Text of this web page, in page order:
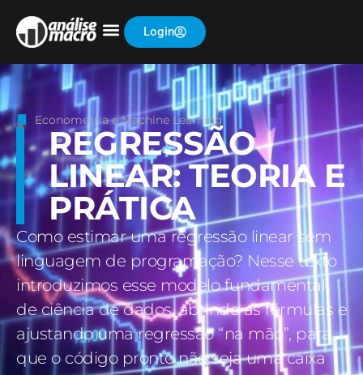
Login
Econometria e Machine Learning
REGRESSÃO
LINEAR: TEORIA E
PRÁTICA
Como estimar uma regressão linear sem
linguagem de programação? Nesse texto
introduzimos esse modelo fundamental
de ciência de dados, abrindo as fórmulas e
ajustando uma regressão “na mão”, para
que o código pronto não seja uma caixa